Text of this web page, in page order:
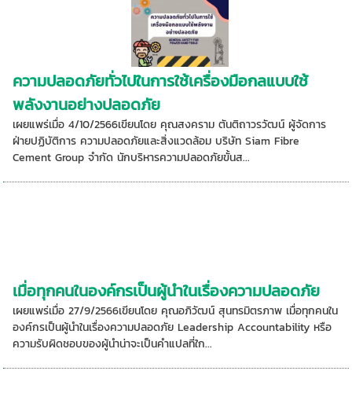
ความปลอดภัยทั่วไปในการใช้เครื่องมือกลแบบใช้
พลังงานอย่างปลอดภัย
เผยแพร่เมื่อ 4/10/2566เขียนโดย คุณสงคราม ตันติถาวรวัฒน์ ผู้จัดการ
ฝ่ายปฏิบัติการ ความปลอดภัยและสิ่งแวดล้อม บริษัท Siam Fibre
Cement Group จำกัด นักบริหารความปลอดภัยขั้นส...
เมื่อทุกคนในองค์กรเป็นผู้นำในเรื่องความปลอดภัย
เผยแพร่เมื่อ 27/9/2566เขียนโดย คุณอภิวัฒน์ สุนทรมิตรภาพ เมื่อทุกคนใน
องค์กรเป็นผู้นำในเรื่องความปลอดภัย Leadership Accountability หรือ
ความรับผิดชอบของผู้นำน่าจะเป็นคำแปลที่ใก...